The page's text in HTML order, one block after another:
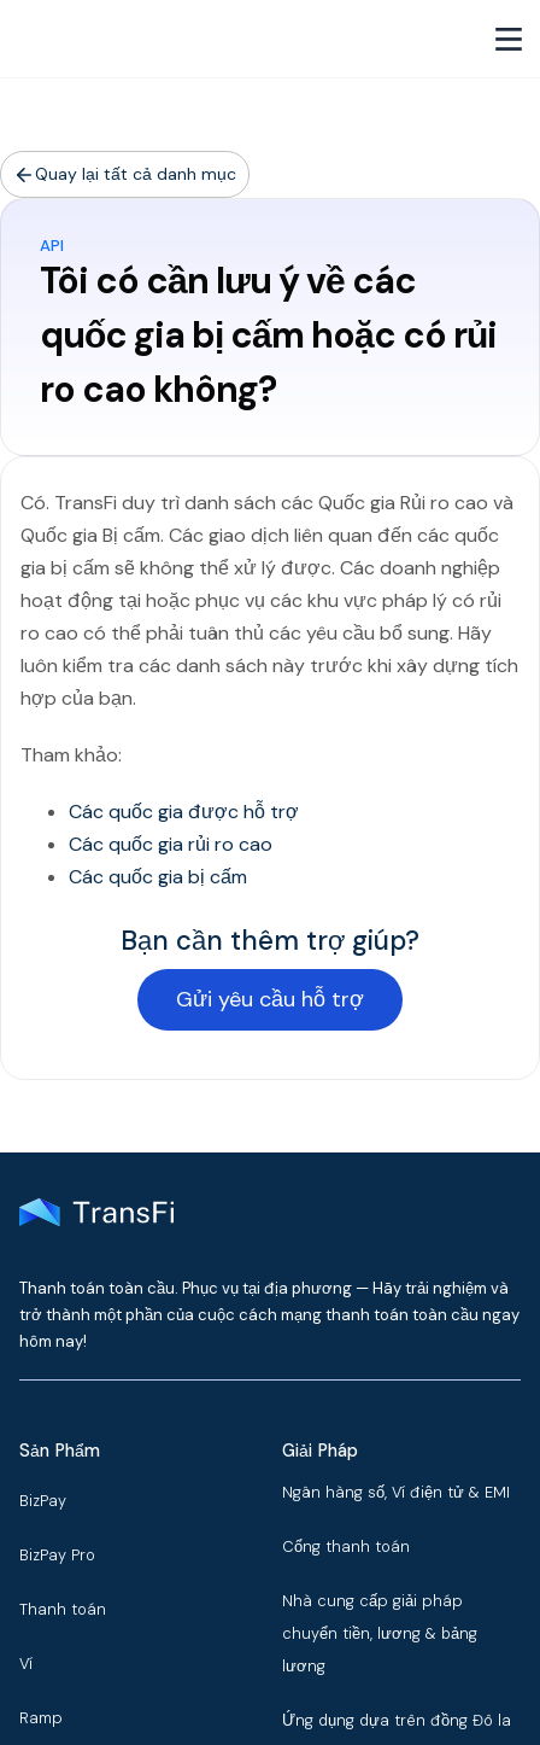
Quay lại tất cả danh mục
API
Tôi có cần lưu ý về các
quốc gia bị cấm hoặc có rủi
ro cao không?
Có. TransFi duy trì danh sách các Quốc gia Rủi ro cao và
Quốc gia Bị cấm. Các giao dịch liên quan đến các quốc
gia bị cấm sẽ không thể xử lý được. Các doanh nghiệp
hoạt động tại hoặc phục vụ các khu vực pháp lý có rủi
ro cao có thể phải tuân thủ các yêu cầu bổ sung. Hãy
luôn kiểm tra các danh sách này trước khi xây dựng tích
hợp của bạn.
Tham khảo:
Các quốc gia được hỗ trợ
Các quốc gia rủi ro cao
Các quốc gia bị cấm
Bạn cần thêm trợ giúp?
Gửi yêu cầu hỗ trợ
Thanh toán toàn cầu. Phục vụ tại địa phương — Hãy trải nghiệm và
trở thành một phần của cuộc cách mạng thanh toán toàn cầu ngay
hôm nay!
Sản Phẩm
BizPay
BizPay Pro
Thanh toán
Ví
Ramp
Giải Pháp
Ngân hàng số, Ví điện tử & EMI
Cổng thanh toán
Nhà cung cấp giải pháp
chuyển tiền, lương & bảng
lương
Ứng dụng dựa trên đồng Đô la